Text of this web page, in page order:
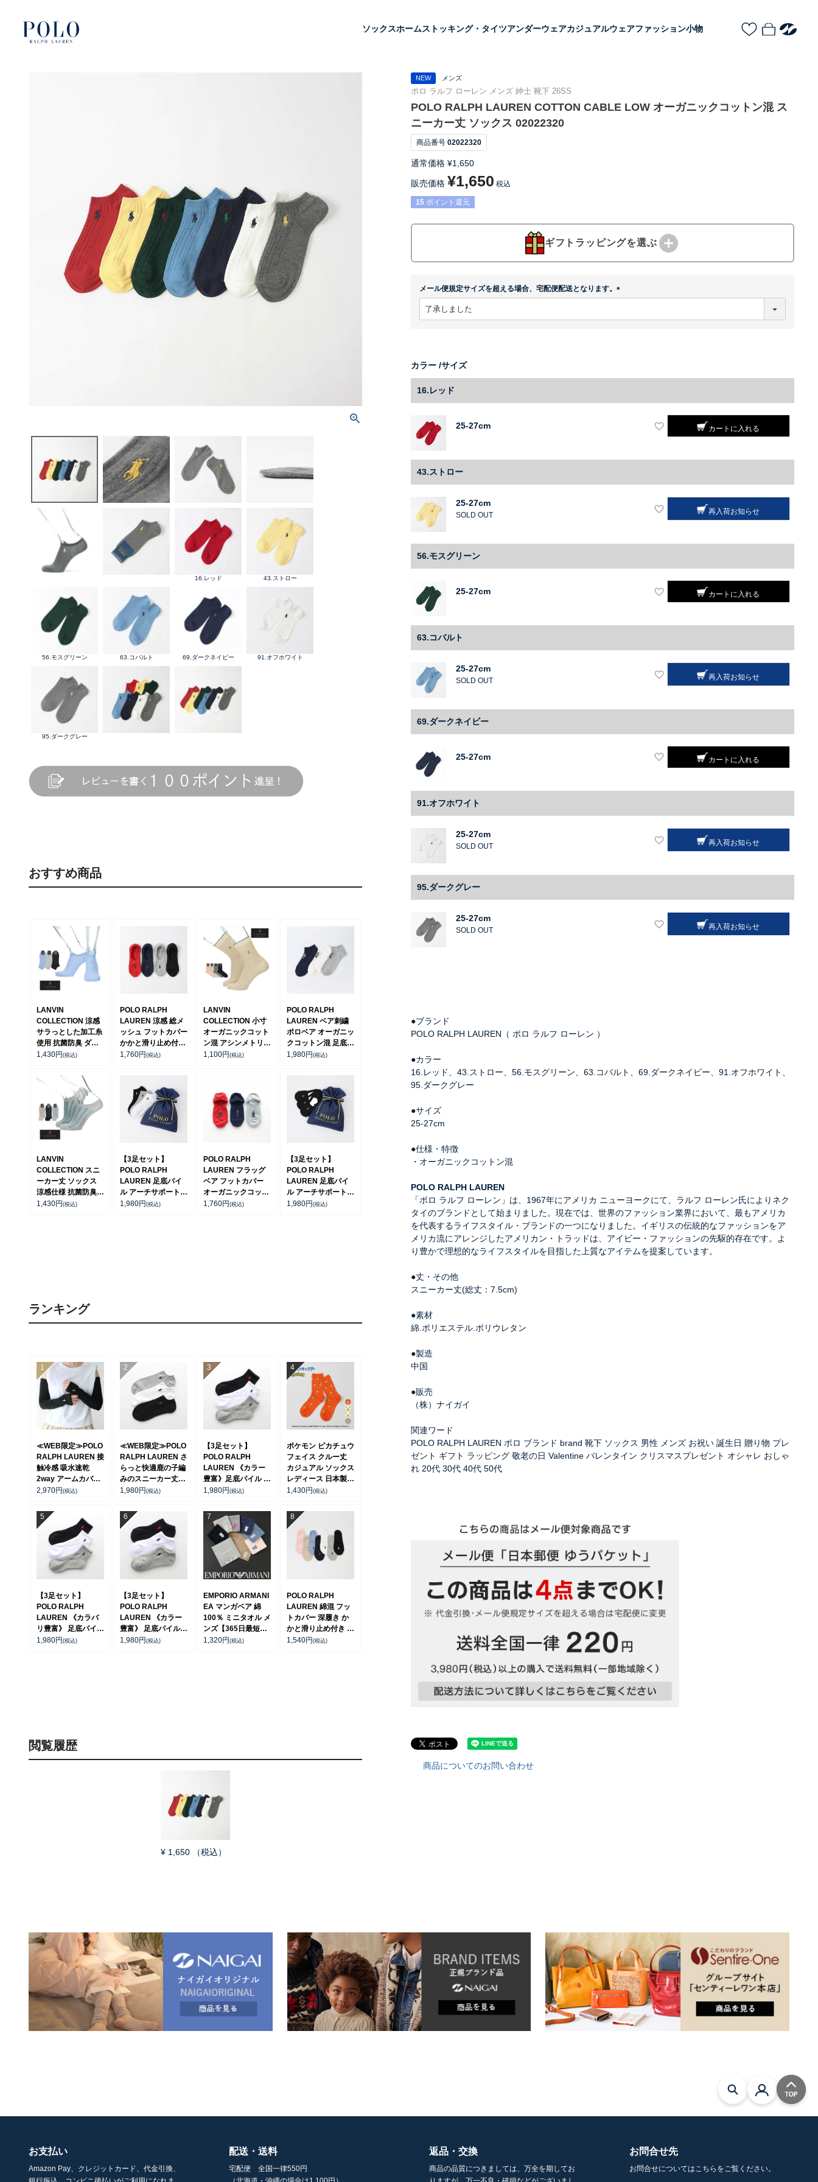
ソックスホームストッキング・タイツアンダーウェアカジュアルウェアファッション小物
16.レッド 43.ストロー
56.モスグリーン 63.コバルト 69.ダークネイビー 91.オフホワイト
95.ダークグレー
おすすめ商品
LANVIN
COLLECTION 涼感
サラっとした加工糸
使用 抗菌防臭 ダイ
ヤモンド メッシュ
アル ソックス メン
ズ 日本製 02452323
1,430円 (税込)
POLO RALPH
LAUREN 涼感 総メ
ッシュ フットカバー
かかと滑り止め付き
02022321
1,760円(税込)
LANVIN
COLLECTION 小寸
オーガニックコット
ン混 アシンメトリー
リンクス 20cm ミド
1,100円(税込)
POLO RALPH
LAUREN ベア刺繍
ポロベア オーガニッ
クコットン混 足底鹿
の子編み スニーカー
29cm】 02022333
1,980円(税込)
LANVIN
COLLECTION スニ
ーカー丈 ソックス
涼感仕様 抗菌防臭
アシンメトリーJLモ
1,430円 (税込)
【3足セット】
POLO RALPH
LAUREN 足底パイ
ル アーチサポート
ワンポイント スニー
1,980円(税込)
POLO RALPH
LAUREN フラッグ
ベア フットカバー
オーガニックコット
ン混 メンズ ソック
1,760円(税込)
【3足セット】
POLO RALPH
LAUREN 足底パイ
ル アーチサポート
フットカバー 深履き
1,980円(税込)
ランキング
≪WEB限定≫POLO
RALPH LAUREN 接
触冷感 吸水速乾
2way アームカバー
＆ レッグウォーマー
93228550
2,970円 (税込)
≪WEB限定≫POLO
RALPH LAUREN さ
らっと快適鹿の子編
みのスニーカー丈ソ
ックス 【3足セッ
メンズ レディース
92022800
1,980円(税込)
【3足セット】
POLO RALPH
LAUREN 《カラー
豊富》足底パイル ワ
ンポイントソックス
ポート メンズ
92009604
1,980円(税込)
ポケモン ピカチュウ
フェイス クルー丈
カジュアル ソックス
レディース 日本製
03307006
1,430円(税込)
【3足セット】
POLO RALPH
LAUREN 《カラバ
リ豊富》 足底パイル
アーチサポート ワン
1,980円(税込)
【3足セット】
POLO RALPH
LAUREN 《カラー
豊富》 足底パイル
アーチサポート ワン
1,980円(税込)
EMPORIO ARMANI
EA マンガベア 綿
100％ ミニタオル メ
ンズ【365日最短翌
日発送】 02340025
1,320円(税込)
POLO RALPH
LAUREN 綿混 フッ
トカバー 深履き か
かと滑り止め付き カ
バーソックス レディ
1,540円(税込)
閲覧履歴
¥ 1,650 （税込）
NEW メンズ
ポロ ラルフ ローレン メンズ 紳士 靴下 26SS
POLO RALPH LAUREN COTTON CABLE LOW オーガニックコットン混 ス
ニーカー丈 ソックス 02022320
商品番号 02022320
通常価格 ¥1,650
販売価格 ¥1,650 税込
15 ポイント還元
ギフトラッピングを選ぶ
メール便規定サイズを超える場合、宅配便配送となります。
カラー サイズ
16.レッド
25-27cm カートに入れる
43.ストロー
25-27cm
SOLD OUT 再入荷お知らせ
56.モスグリーン
25-27cm カートに入れる
63.コバルト
25-27cm
SOLD OUT 再入荷お知らせ
69.ダークネイビー
25-27cm カートに入れる
91.オフホワイト
25-27cm
SOLD OUT 再入荷お知らせ
95.ダークグレー
25-27cm
SOLD OUT 再入荷お知らせ
●ブランド
POLO RALPH LAUREN（ ポロ ラルフ ローレン ）
●カラー
16.レッド、43.ストロー、56.モスグリーン、63.コバルト、69.ダークネイビー、91.オフホワイト、
95.ダークグレー
●サイズ
25-27cm
●仕様・特徴
・オーガニックコットン混
POLO RALPH LAUREN
「ポロ ラルフ ローレン」は、1967年にアメリカ ニューヨークにて、ラルフ ローレン氏によりネク
タイのブランドとして始まりました。現在では、世界のファッション業界において、最もアメリカ
を代表するライフスタイル・ブランドの一つになりました。イギリスの伝統的なファッションをア
メリカ流にアレンジしたアメリカン・トラッドは、アイビー・ファッションの先駆的存在です。よ
り豊かで理想的なライフスタイルを目指した上質なアイテムを提案しています。
●丈・その他
スニーカー丈(総丈：7.5cm)
●素材
綿.ポリエステル.ポリウレタン
●製造
中国
●販売
（株）ナイガイ
関連ワード
POLO RALPH LAUREN ポロ ブランド brand 靴下 ソックス 男性 メンズ お祝い 誕生日 贈り物 プレ
ゼント ギフト ラッピング 敬老の日 Valentine バレンタイン クリスマスプレゼント オシャレ おしゃ
れ 20代 30代 40代 50代
商品についてのお問い合わせ
お支払い
Amazon Pay、クレジットカード、代金引換、
配送・送料
宅配便 全国一律550円
返品・交換
商品の品質につきましては、万全を期してお
お問合せ先
お問合せについてはこちらをご覧ください。